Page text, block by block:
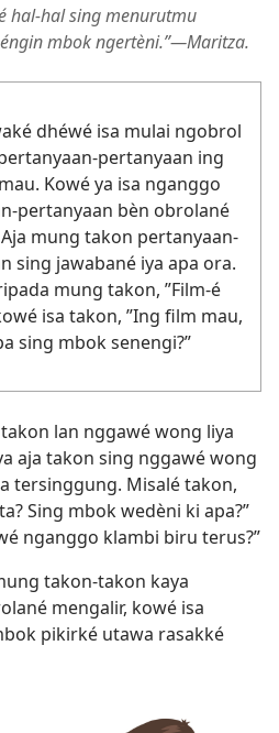
hal-hal sing menurutmu
mbok ngertèni.”—Maritza.
dhéwé isa mulai ngobrol
pertanyaan ing
Kowé ya isa nganggo
pertanyaan bèn obrolané
mung takon pertanyaan-
sing jawabané iya apa ora.
mung takon, ”Film-é
isa takon, ”Ing film mau,
sing mbok senengi?”
lan nggawé wong liya
aja takon sing nggawé wong
tersinggung. Misalé takon,
Sing mbok wedèni ki apa?”
nganggo klambi biru terus?”
takon-takon kaya
mengalir, kowé isa
pikirké utawa rasakké